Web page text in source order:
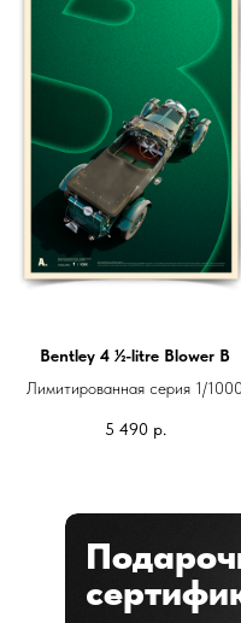
Bentley 4 ½-litre Blower B
Лимитированная серия 1/1000
5 490 р.